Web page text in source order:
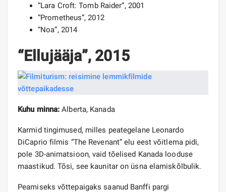
“Lara Croft: Tomb Raider”, 2001
“Prometheus”, 2012
“Noa”, 2014
“Ellujääja”, 2015
Kuhu minna: Alberta, Kanada
Karmid tingimused, milles peategelane Leonardo
DiCaprio filmis “The Revenant” elu eest võitlema pidi,
pole 3D-animatsioon, vaid tõelised Kanada looduse
maastikud. Tõsi, see kaunitar on üsna elamiskõlbulik.
Peamiseks võttepaigaks saanud Banffi pargi